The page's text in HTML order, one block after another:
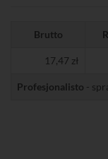
Brutto
17,47 zł
Profesjonalisto -